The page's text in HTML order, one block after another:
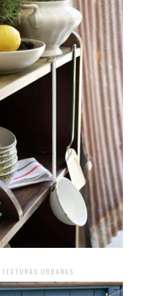
TEXTURAS URBANAS